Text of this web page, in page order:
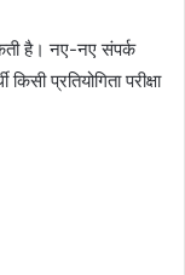
है। नए-नए संपर्क
प्रतियोगिता परीक्षा